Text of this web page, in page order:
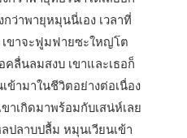
ว่าพายุหมุนนี่เอง เวลาที่
เขาจะฟูมฟายซะใหญ่โต
คลื่นลมสงบ เขาและเธอก็
ข้ามาในชีวิตอย่างต่อเนื่อง
าเกิดมาพร้อมกับเสน่ห์เลย
ปลาบปลื้ม หมุนเวียนเข้า